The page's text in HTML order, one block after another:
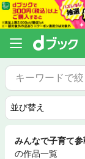
みんなで子育て
の作品一覧